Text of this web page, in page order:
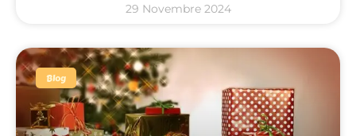
29 Novembre 2024
Blog